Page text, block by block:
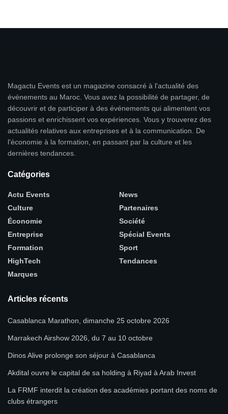
Magactu Events est un magazine consacré à l'actualité des
événements au Maroc. Vous avez la possibilité de partager, de
découvrir et de participer à des événements qui alimentent vos
passions et enrichissent vos expériences. Vous y trouverez des
actualités relatives aux entreprises et à la communication. De
l'économie à la formation, en passant par la culture et les
dernières tendances.
Catégories
Actu Events
Culture
Économie
Entreprise
Formation
HighTech
Marques
News
Partenaires
Société
Spécial Events
Sport
Tendances
Articles récents
Casablanca Marathon, dimanche 25 octobre 2026
Marrakech Airshow 2026, du 7 au 10 octobre
Dinos Alive prolonge son séjour à Casablanca
Akdital ouvre le capital de sa holding à Riyad à Arab Invest
La FRMF interdit la création des académies portant des noms de
clubs étrangers